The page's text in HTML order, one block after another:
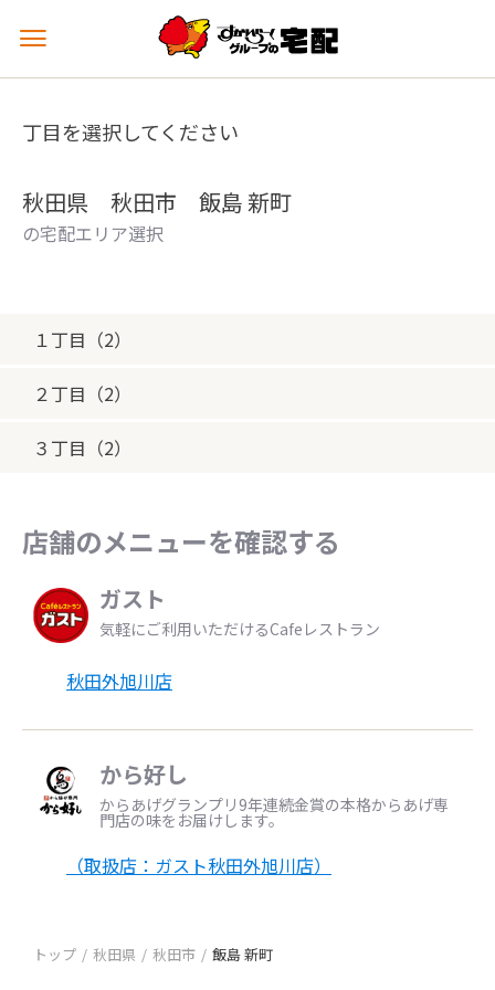
メ
ュ
を
丁目を選択してください
秋田県 秋田市 飯島 新町
の宅配エリア選択
１丁目（2）
２丁目（2）
３丁目（2）
店舗のメニューを確認する
ガスト
気軽にご利用いただけるCafeレストラン
秋田外旭川店
から好し
からあげグランプリ9年連続金賞の本格からあげ専
門店の味をお届けします。
（取扱店：ガスト秋田外旭川店）
トップ 秋田県 秋田市 飯島 新町